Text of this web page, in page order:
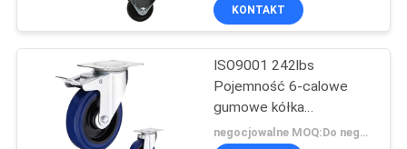
Kółka meblowe
KONTAKT
ISO9001 242lbs
Pojemność 6-calowe
gumowe kółka
samonastawne
negocjowalne MOQ:Do negocjacji